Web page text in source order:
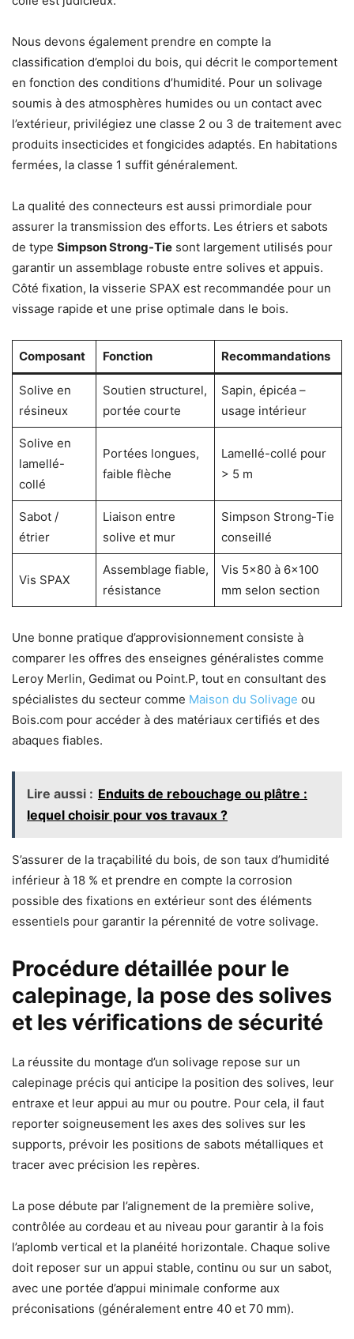
Nous devons également prendre en compte la
classification d’emploi du bois, qui décrit le comportement
en fonction des conditions d’humidité. Pour un solivage
soumis à des atmosphères humides ou un contact avec
l’extérieur, privilégiez une classe 2 ou 3 de traitement avec
produits insecticides et fongicides adaptés. En habitations
fermées, la classe 1 suffit généralement.
La qualité des connecteurs est aussi primordiale pour
assurer la transmission des efforts. Les étriers et sabots
de type Simpson Strong-Tie sont largement utilisés pour
garantir un assemblage robuste entre solives et appuis.
Côté fixation, la visserie SPAX est recommandée pour un
vissage rapide et une prise optimale dans le bois.
Composant Fonction Recommandations
Solive en
résineux
Soutien structurel,
portée courte
Sapin, épicéa –
usage intérieur
Solive en
lamellé-
collé
Portées longues,
faible flèche
Lamellé-collé pour
> 5 m
Sabot /
étrier
Liaison entre
solive et mur
Simpson Strong-Tie
conseillé
Vis SPAX
Assemblage fiable,
résistance
Vis 5×80 à 6×100
mm selon section
Une bonne pratique d’approvisionnement consiste à
comparer les offres des enseignes généralistes comme
Leroy Merlin, Gedimat ou Point.P, tout en consultant des
spécialistes du secteur comme Maison du Solivage ou
Bois.com pour accéder à des matériaux certifiés et des
abaques fiables.
Lire aussi : Enduits de rebouchage ou plâtre :
lequel choisir pour vos travaux ?
S’assurer de la traçabilité du bois, de son taux d’humidité
inférieur à 18 % et prendre en compte la corrosion
possible des fixations en extérieur sont des éléments
essentiels pour garantir la pérennité de votre solivage.
Procédure détaillée pour le
calepinage, la pose des solives
et les vérifications de sécurité
La réussite du montage d’un solivage repose sur un
calepinage précis qui anticipe la position des solives, leur
entraxe et leur appui au mur ou poutre. Pour cela, il faut
reporter soigneusement les axes des solives sur les
supports, prévoir les positions de sabots métalliques et
tracer avec précision les repères.
La pose débute par l’alignement de la première solive,
contrôlée au cordeau et au niveau pour garantir à la fois
l’aplomb vertical et la planéité horizontale. Chaque solive
doit reposer sur un appui stable, continu ou sur un sabot,
avec une portée d’appui minimale conforme aux
préconisations (généralement entre 40 et 70 mm).